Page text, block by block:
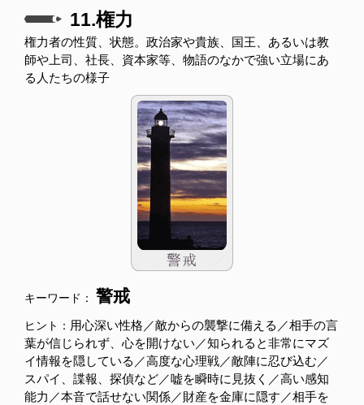
11.権力
権力者の性質、状態。政治家や貴族、国王、あるいは教
師や上司、社長、資本家等、物語のなかで強い立場にあ
る人たちの様子
キーワード： 警戒
ヒント： 用心深い性格／敵からの襲撃に備える／相手の言
葉が信じられず、心を開けない／知られると非常にマズ
イ情報を隠している／高度な心理戦／敵陣に忍び込む／
スパイ、諜報、探偵など／嘘を瞬時に見抜く／高い感知
能力／本音で話せない関係／財産を金庫に隠す／相手を